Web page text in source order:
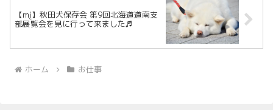
【mį】秋田犬保存会 第9回北海道道南支
部展覧会を見に行って来ました♬
ホーム お仕事